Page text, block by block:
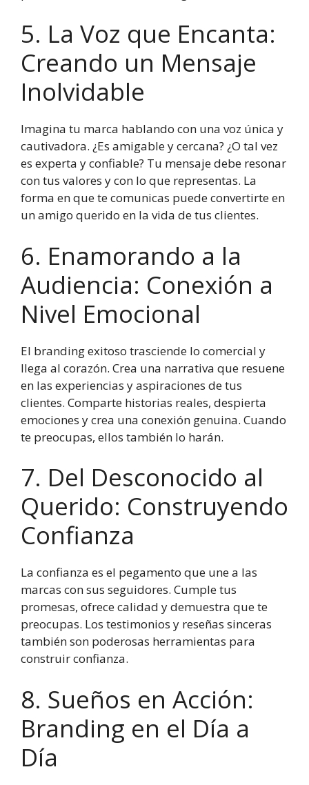
5. La Voz que Encanta:
Creando un Mensaje
Inolvidable
Imagina tu marca hablando con una voz única y
cautivadora. ¿Es amigable y cercana? ¿O tal vez
es experta y confiable? Tu mensaje debe resonar
con tus valores y con lo que representas. La
forma en que te comunicas puede convertirte en
un amigo querido en la vida de tus clientes.
6. Enamorando a la
Audiencia: Conexión a
Nivel Emocional
El branding exitoso trasciende lo comercial y
llega al corazón. Crea una narrativa que resuene
en las experiencias y aspiraciones de tus
clientes. Comparte historias reales, despierta
emociones y crea una conexión genuina. Cuando
te preocupas, ellos también lo harán.
7. Del Desconocido al
Querido: Construyendo
Confianza
La confianza es el pegamento que une a las
marcas con sus seguidores. Cumple tus
promesas, ofrece calidad y demuestra que te
preocupas. Los testimonios y reseñas sinceras
también son poderosas herramientas para
construir confianza.
8. Sueños en Acción:
Branding en el Día a
Día